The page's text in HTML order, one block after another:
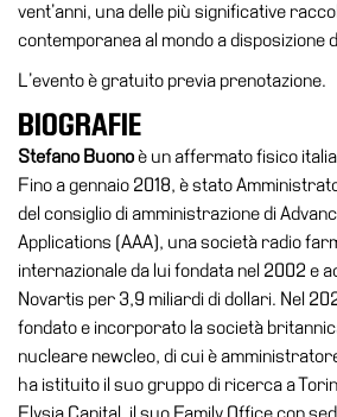
vent’anni, una delle più significative
contemporanea al mondo a disposizione
L’evento è gratuito previa prenotazione.
BIOGRAFIE
Stefano Buonoè un affermato fisico
Fino a gennaio 2018, è stato
del consiglio di amministrazione di
Applications (AAA), una società radio
internazionale da lui fondata nel 2002 e
Novartis per 3,9 miliardi di dollari. Nel
fondato e incorporato la società
nucleare newcleo, di cui è
ha istituito il suo gruppo di ricerca a